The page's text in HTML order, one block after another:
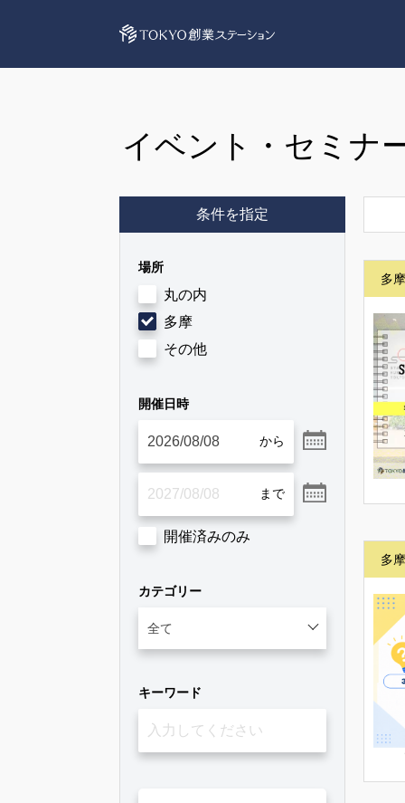
イベント・セミナ
条件を指定
場所
丸の内
多摩
その他
開催日時
開催済みのみ
カテゴリー
キーワード
多摩
多摩